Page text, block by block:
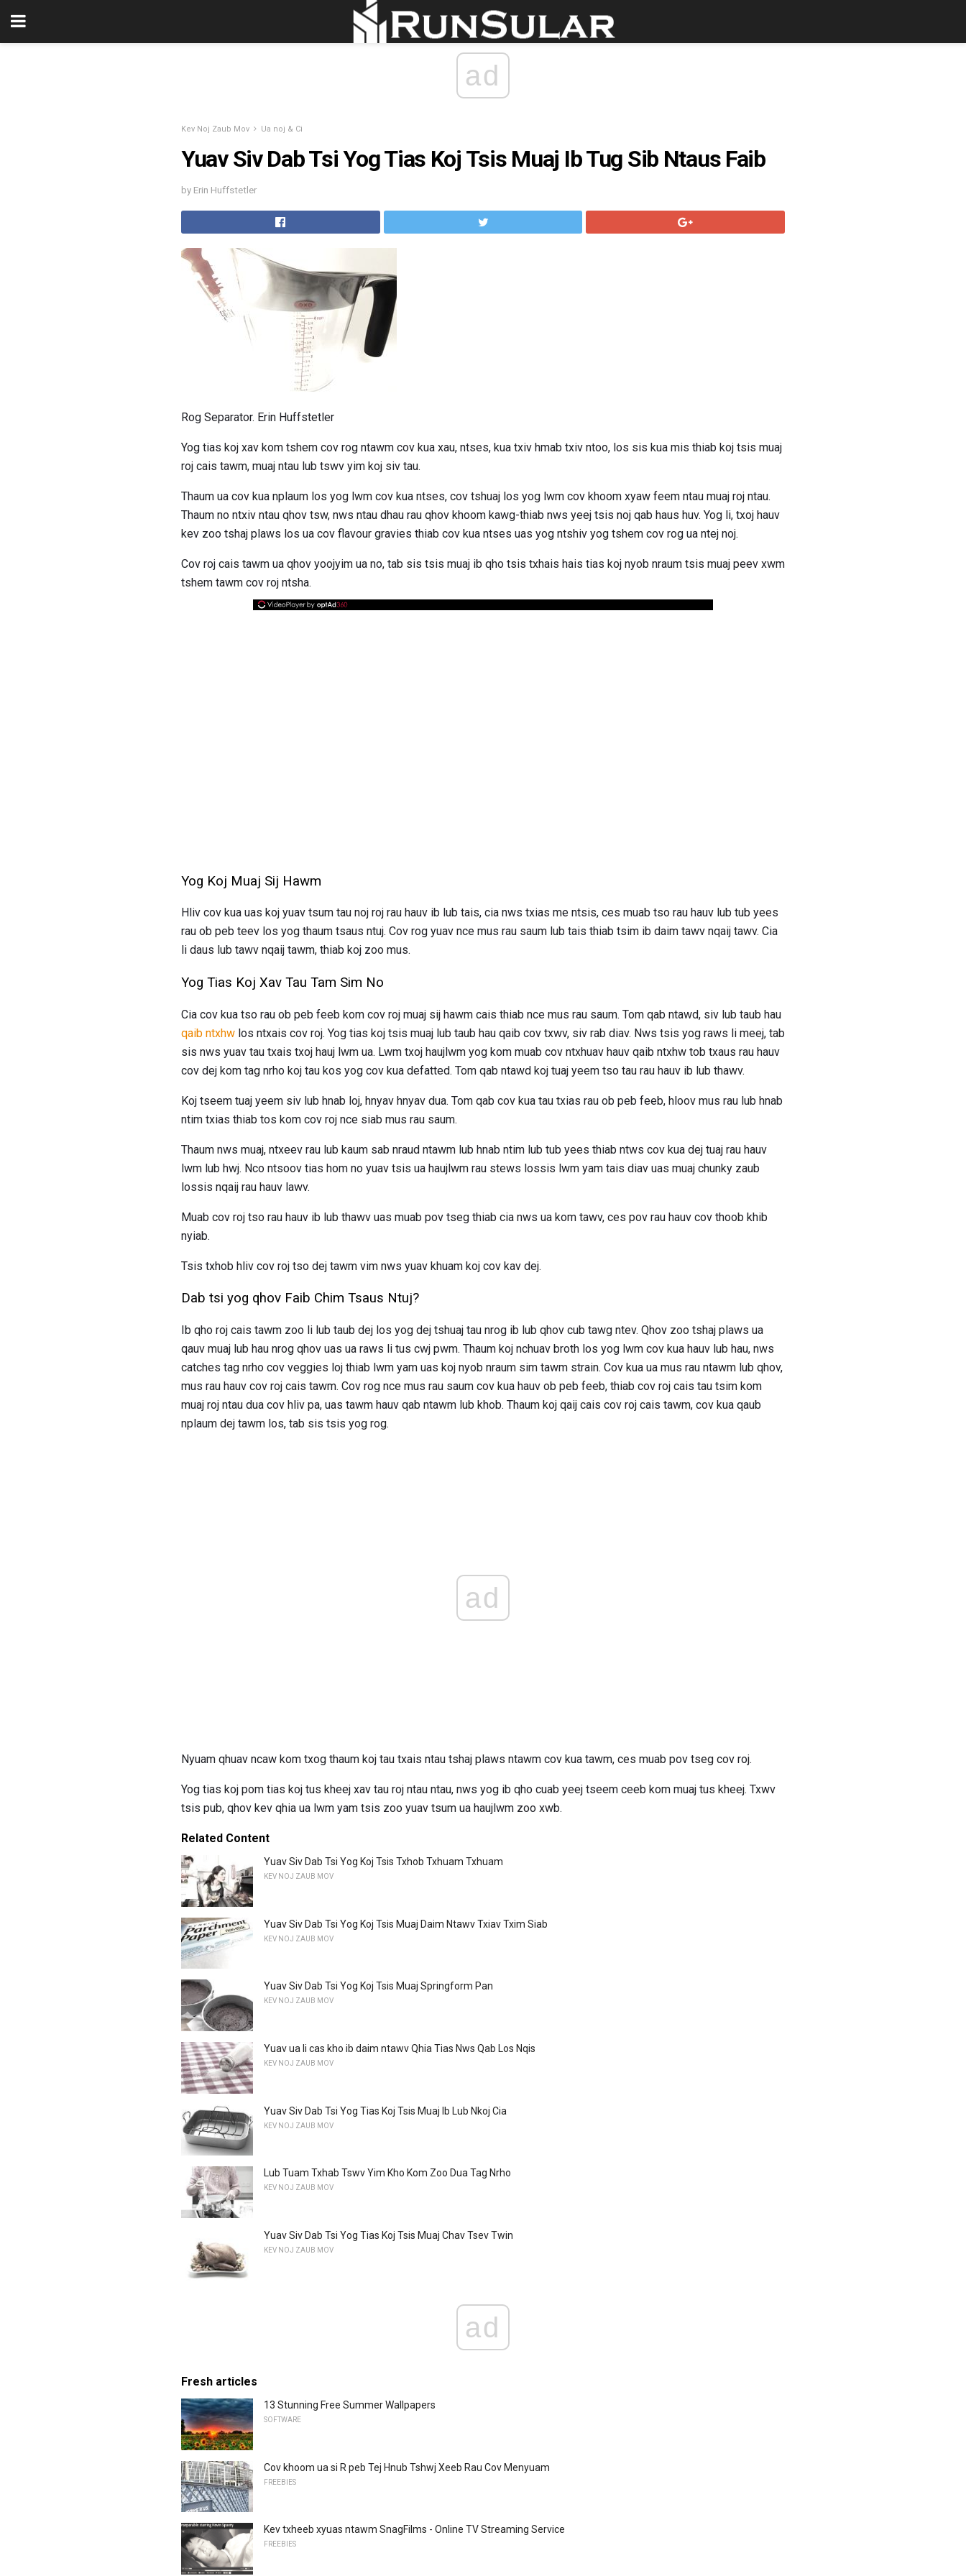
ad
Kev Noj Zaub Mov Ua noj & Ci
Yuav Siv Dab Tsi Yog Tias Koj Tsis Muaj Ib Tug Sib Ntaus Faib
by Erin Huffstetler
Rog Separator. Erin Huffstetler
Yog tias koj xav kom tshem cov rog ntawm cov kua xau, ntses, kua txiv hmab txiv ntoo, los sis kua mis thiab koj tsis muaj
roj cais tawm, muaj ntau lub tswv yim koj siv tau.
Thaum ua cov kua nplaum los yog lwm cov kua ntses, cov tshuaj los yog lwm cov khoom xyaw feem ntau muaj roj ntau.
Thaum no ntxiv ntau qhov tsw, nws ntau dhau rau qhov khoom kawg-thiab nws yeej tsis noj qab haus huv. Yog li, txoj hauv
kev zoo tshaj plaws los ua cov flavour gravies thiab cov kua ntses uas yog ntshiv yog tshem cov rog ua ntej noj.
Cov roj cais tawm ua qhov yoojyim ua no, tab sis tsis muaj ib qho tsis txhais hais tias koj nyob nraum tsis muaj peev xwm
tshem tawm cov roj ntsha.
Yog Koj Muaj Sij Hawm
Hliv cov kua uas koj yuav tsum tau noj roj rau hauv ib lub tais, cia nws txias me ntsis, ces muab tso rau hauv lub tub yees
rau ob peb teev los yog thaum tsaus ntuj. Cov rog yuav nce mus rau saum lub tais thiab tsim ib daim tawv nqaij tawv. Cia
li daus lub tawv nqaij tawm, thiab koj zoo mus.
Yog Tias Koj Xav Tau Tam Sim No
Cia cov kua tso rau ob peb feeb kom cov roj muaj sij hawm cais thiab nce mus rau saum. Tom qab ntawd, siv lub taub hau
qaib ntxhw los ntxais cov roj. Yog tias koj tsis muaj lub taub hau qaib cov txwv, siv rab diav. Nws tsis yog raws li meej, tab
sis nws yuav tau txais txoj hauj lwm ua. Lwm txoj haujlwm yog kom muab cov ntxhuav hauv qaib ntxhw tob txaus rau hauv
cov dej kom tag nrho koj tau kos yog cov kua defatted. Tom qab ntawd koj tuaj yeem tso tau rau hauv ib lub thawv.
Koj tseem tuaj yeem siv lub hnab loj, hnyav hnyav dua. Tom qab cov kua tau txias rau ob peb feeb, hloov mus rau lub hnab
ntim txias thiab tos kom cov roj nce siab mus rau saum.
Thaum nws muaj, ntxeev rau lub kaum sab nraud ntawm lub hnab ntim lub tub yees thiab ntws cov kua dej tuaj rau hauv
lwm lub hwj. Nco ntsoov tias hom no yuav tsis ua haujlwm rau stews lossis lwm yam tais diav uas muaj chunky zaub
lossis nqaij rau hauv lawv.
Muab cov roj tso rau hauv ib lub thawv uas muab pov tseg thiab cia nws ua kom tawv, ces pov rau hauv cov thoob khib
nyiab.
Tsis txhob hliv cov roj tso dej tawm vim nws yuav khuam koj cov kav dej.
Dab tsi yog qhov Faib Chim Tsaus Ntuj?
Ib qho roj cais tawm zoo li lub taub dej los yog dej tshuaj tau nrog ib lub qhov cub tawg ntev. Qhov zoo tshaj plaws ua
qauv muaj lub hau nrog qhov uas ua raws li tus cwj pwm. Thaum koj nchuav broth los yog lwm cov kua hauv lub hau, nws
catches tag nrho cov veggies loj thiab lwm yam uas koj nyob nraum sim tawm strain. Cov kua ua mus rau ntawm lub qhov,
mus rau hauv cov roj cais tawm. Cov rog nce mus rau saum cov kua hauv ob peb feeb, thiab cov roj cais tau tsim kom
muaj roj ntau dua cov hliv pa, uas tawm hauv qab ntawm lub khob. Thaum koj qaij cais cov roj cais tawm, cov kua qaub
nplaum dej tawm los, tab sis tsis yog rog.
ad
Nyuam qhuav ncaw kom txog thaum koj tau txais ntau tshaj plaws ntawm cov kua tawm, ces muab pov tseg cov roj.
Yog tias koj pom tias koj tus kheej xav tau roj ntau ntau, nws yog ib qho cuab yeej tseem ceeb kom muaj tus kheej. Txwv
tsis pub, qhov kev qhia ua lwm yam tsis zoo yuav tsum ua haujlwm zoo xwb.
Related Content
Yuav Siv Dab Tsi Yog Koj Tsis Txhob Txhuam Txhuam
KEV NOJ ZAUB MOV
Yuav Siv Dab Tsi Yog Koj Tsis Muaj Daim Ntawv Txiav Txim Siab
KEV NOJ ZAUB MOV
Yuav Siv Dab Tsi Yog Koj Tsis Muaj Springform Pan
KEV NOJ ZAUB MOV
Yuav ua li cas kho ib daim ntawv Qhia Tias Nws Qab Los Nqis
KEV NOJ ZAUB MOV
Yuav Siv Dab Tsi Yog Tias Koj Tsis Muaj Ib Lub Nkoj Cia
KEV NOJ ZAUB MOV
Lub Tuam Txhab Tswv Yim Kho Kom Zoo Dua Tag Nrho
KEV NOJ ZAUB MOV
Yuav Siv Dab Tsi Yog Tias Koj Tsis Muaj Chav Tsev Twin
KEV NOJ ZAUB MOV
ad
Fresh articles
13 Stunning Free Summer Wallpapers
SOFTWARE
Cov khoom ua si R peb Tej Hnub Tshwj Xeeb Rau Cov Menyuam
FREEBIES
Kev txheeb xyuas ntawm SnagFilms - Online TV Streaming Service
FREEBIES